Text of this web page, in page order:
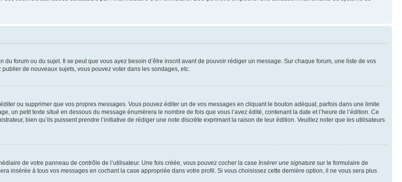
forum ou du sujet. Il se peut que vous ayez besoin d’être inscrit avant de pouvoir rédiger un message. Sur chaque forum, une liste de vos
de nouveaux sujets, vous pouvez voter dans les sondages, etc.
ou supprimer que vos propres messages. Vous pouvez éditer un de vos messages en cliquant le bouton adéquat, parfois dans une limite
un petit texte situé en dessous du message énumèrera le nombre de fois que vous l’avez édité, contenant la date et l’heure de l’édition. Ce
bien qu’ils puissent prendre l’initiative de rédiger une note discrète exprimant la raison de leur édition. Veuillez noter que les utilisateurs
de votre panneau de contrôle de l’utilisateur. Une fois créée, vous pouvez cocher la case Insérer une signature sur le formulaire de
insérée à tous vos messages en cochant la case appropriée dans votre profil. Si vous choisissez cette dernière option, il ne vous sera plus